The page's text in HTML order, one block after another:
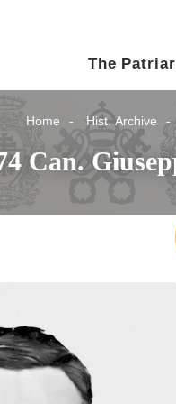
The
Home Hist. Archive
Can.